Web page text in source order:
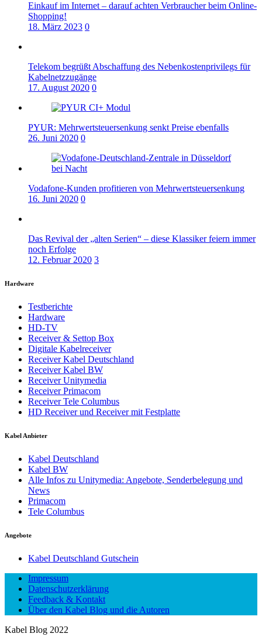
Einkauf im Internet – darauf achten Verbraucher beim Online-
Shopping!
18. März 2023 0
Telekom begrüßt Abschaffung des Nebenkostenprivilegs für
Kabelnetzzugänge
17. August 2020 0
PYUR: Mehrwertsteuersenkung senkt Preise ebenfalls
26. Juni 2020 0
Vodafone-Kunden profitieren von Mehrwertsteuersenkung
16. Juni 2020 0
Das Revival der „alten Serien“ – diese Klassiker feiern immer
noch Erfolge
12. Februar 2020 3
Hardware
Testberichte
Hardware
HD-TV
Receiver & Settop Box
Digitale Kabelreceiver
Receiver Kabel Deutschland
Receiver Kabel BW
Receiver Unitymedia
Receiver Primacom
Receiver Tele Columbus
HD Receiver und Receiver mit Festplatte
Kabel Anbieter
Kabel Deutschland
Kabel BW
Alle Infos zu Unitymedia: Angebote, Senderbelegung und
News
Primacom
Tele Columbus
Angebote
Kabel Deutschland Gutschein
Impressum
Datenschutzerklärung
Feedback & Kontakt
Über den Kabel Blog und die Autoren
Kabel Blog 2022